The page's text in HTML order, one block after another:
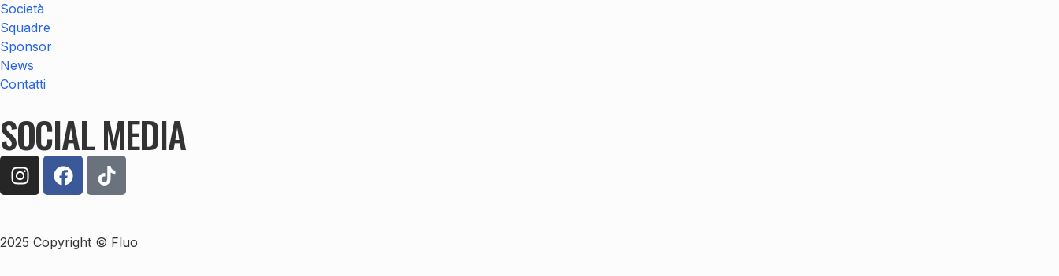
Società
Squadre
Sponsor
News
Contatti
SOCIAL MEDIA
2025 Copyright © Fluo